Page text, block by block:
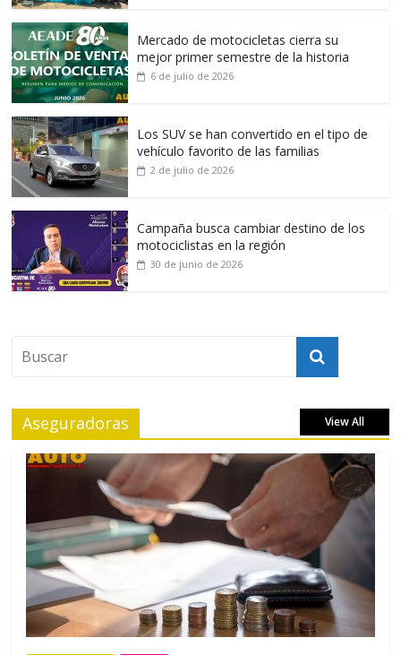
Mercado de motocicletas cierra su
mejor primer semestre de la historia
6 de julio de 2026
Los SUV se han convertido en el tipo de
vehículo favorito de las familias
2 de julio de 2026
Campaña busca cambiar destino de los
motociclistas en la región
30 de junio de 2026
Aseguradoras View All